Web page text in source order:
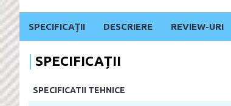
SPECIFICAȚII DESCRIERE REVIEW-URI
SPECIFICAȚII
SPECIFICATII TEHNICE